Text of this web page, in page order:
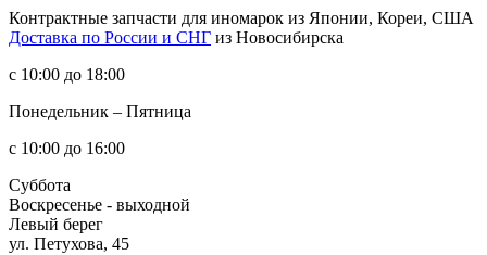
Контрактные запчасти для иномарок из Японии, Кореи, США
Доставка по России и СНГ из Новосибирска
с 10:00 до 18:00
Понедельник – Пятница
с 10:00 до 16:00
Суббота
Воскресенье - выходной
Левый берег
ул. Петухова, 45